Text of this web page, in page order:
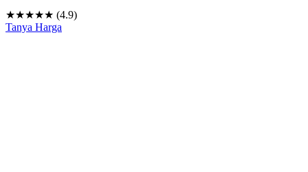
★★★★★ (4.9)
Tanya Harga